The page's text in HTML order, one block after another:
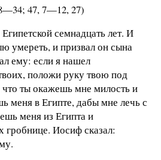
47, 7—12, 27)
семнадцать лет. И
умереть, и призвал он сына
ему: если я нашел
положи руку твою под
что ты окажешь мне милость и
меня в Египте, дабы мне лечь с
меня из Египта и
Иосиф сказал: